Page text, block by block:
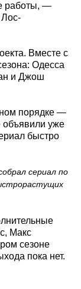
работы, —
Вместе с
Одесса
и Джош
порядке —
объявили уже
быстро
сериал по
Макс
сезоне
пока нет.